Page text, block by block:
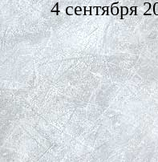
4 сентября